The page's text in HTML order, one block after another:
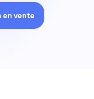
en vente